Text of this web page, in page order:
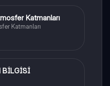
Katmanları
Katmanları
BİLGİSİ